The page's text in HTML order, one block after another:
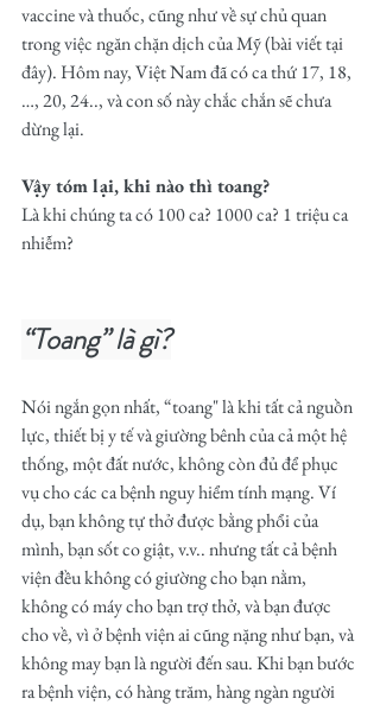
vaccine và thuốc, cũng như về sự chủ quan
trong việc ngăn chặn dịch của Mỹ (bài viết tại
đây). Hôm nay, Việt Nam đã có ca thứ 17, 18,
…, 20, 24.., và con số này chắc chắn sẽ chưa
dừng lại.
Vậy tóm lại, khi nào thì toang?
Là khi chúng ta có 100 ca? 1000 ca? 1 triệu ca
nhiễm?
“Toang” là gì?
Nói ngắn gọn nhất, “toang" là khi tất cả nguồn
lực, thiết bị y tế và giường bênh của cả một hệ
thống, một đất nước, không còn đủ để phục
vụ cho các ca bệnh nguy hiểm tính mạng. Ví
dụ, bạn không tự thở được bằng phổi của
mình, bạn sốt co giật, v.v.. nhưng tất cả bệnh
viện đều không có giường cho bạn nằm,
không có máy cho bạn trợ thở, và bạn được
cho về, vì ở bệnh viện ai cũng nặng như bạn, và
không may bạn là người đến sau. Khi bạn bước
ra bệnh viện, có hàng trăm, hàng ngàn người